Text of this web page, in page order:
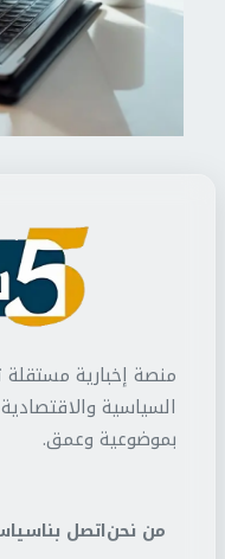
منصة إخبارية مستقلة
السياسية
بموضوعية وعمق.
من نحناتصل بنا